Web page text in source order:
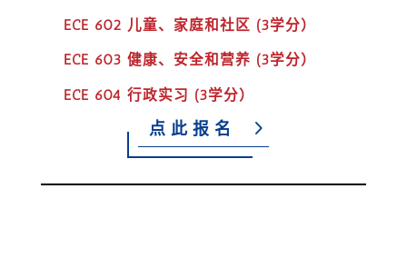
ECE 602 儿童、家庭和社区 (3学分）
ECE 603 健康、安全和营养 (3学分）
ECE 604 行政实习 (3学分）
点此报名